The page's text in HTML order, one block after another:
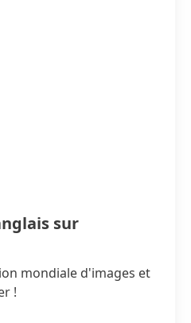
sur
mondiale d'images et
!